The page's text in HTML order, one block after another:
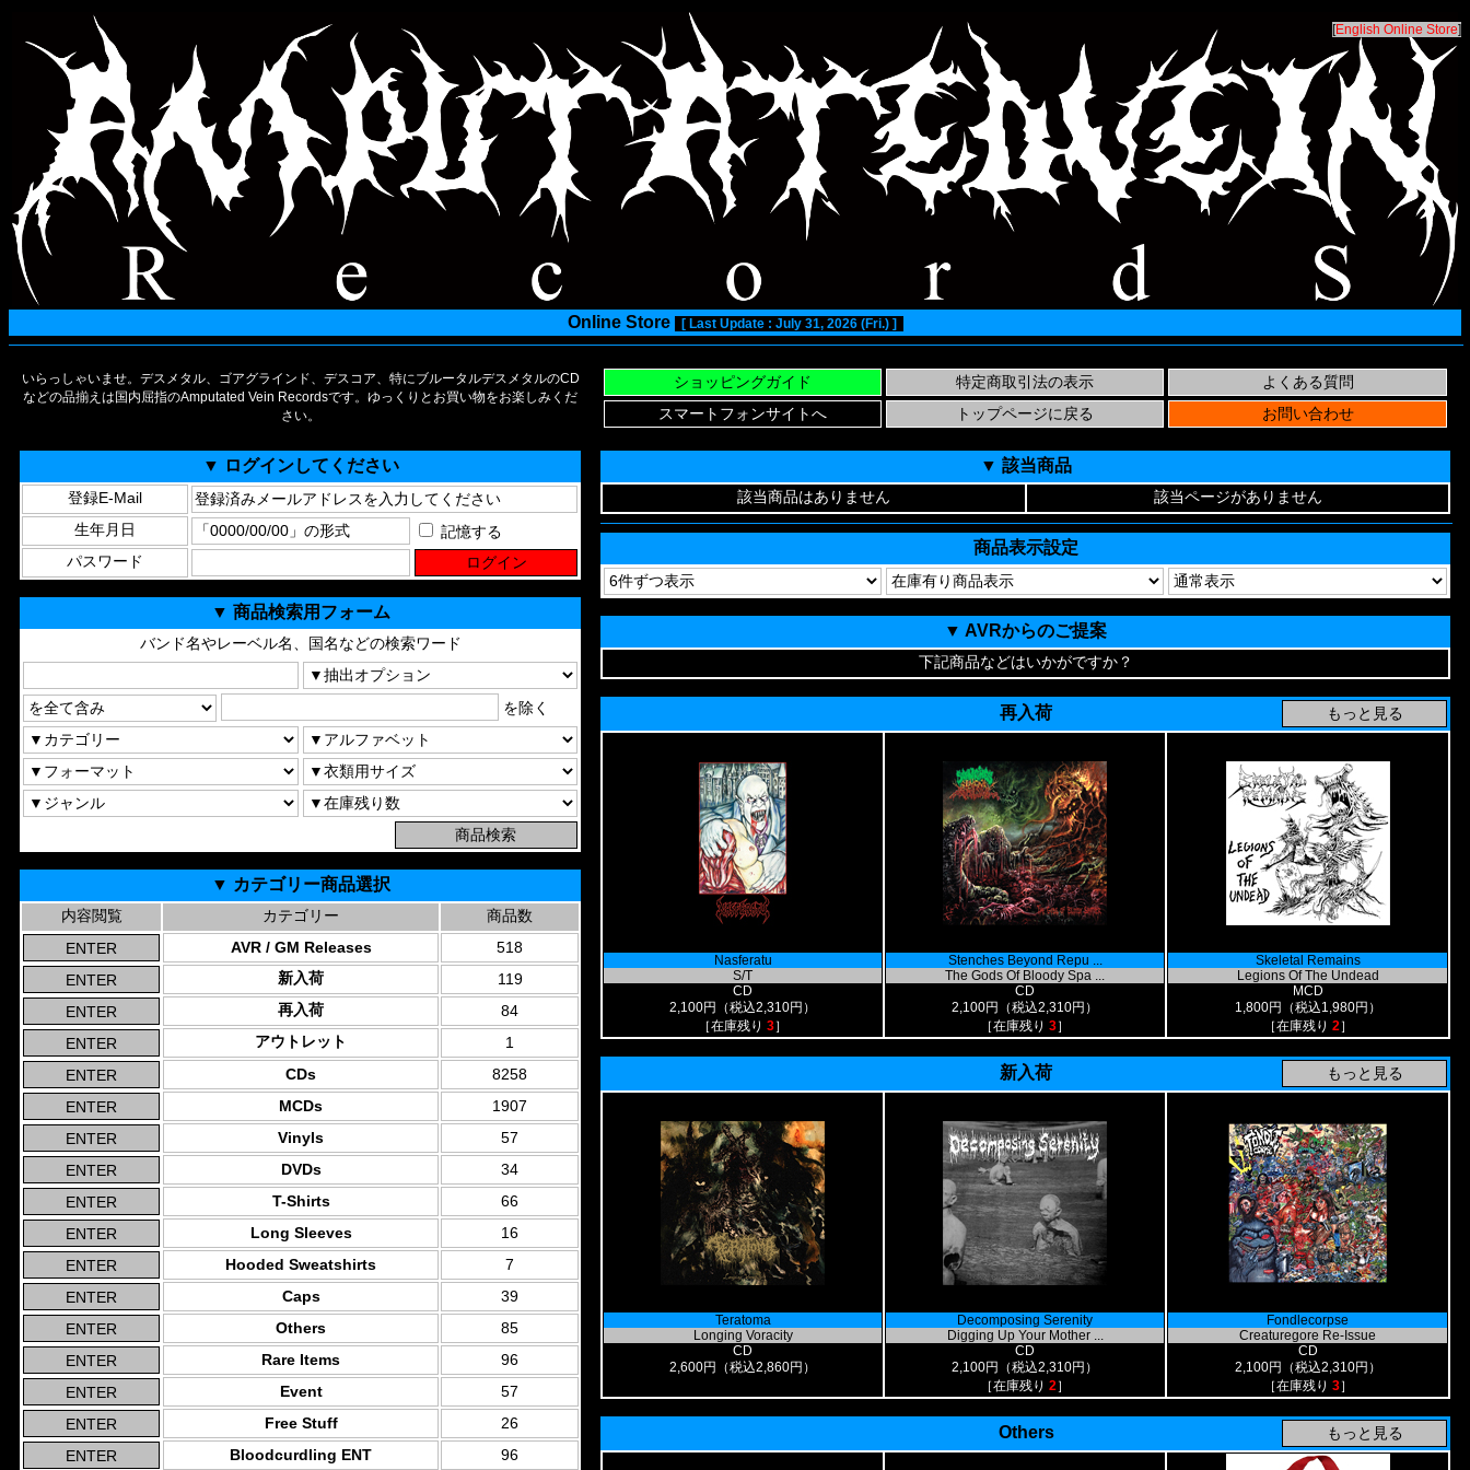
[English Online Store]
Online Store [ Last Update : July 31, 2026 (Fri.) ]
いらっしゃいませ。デスメタル、ゴアグラインド、デスコア、特にブルータルデスメタルのCD
などの品揃えは国内屈指のAmputated Vein Recordsです。ゆっくりとお買い物をお楽しみくだ
さい。
▼ ログインしてください
登録E-Mail
生年月日
記憶する
パスワード
▼ 商品検索用フォーム
バンド名やレーベル名、国名などの検索ワード
を除く
▼ カテゴリー商品選択
内容閲覧 カテゴリー
商品数
AVR / GM Releases
518
新入荷
119
再入荷
84
アウトレット
1
CDs
8258
MCDs
1907
Vinyls
57
DVDs
34
T-Shirts
66
Long Sleeves
16
Hooded Sweatshirts
7
Caps
39
Others
85
Rare Items
96
Event
57
Free Stuff
26
Bloodcurdling ENT
96
▼ 該当商品
該当商品はありません 該当ページがありません
商品表示設定
▼ AVRからのご提案
下記商品などはいかがですか？
再入荷
Nasferatu
S/T
CD
2,100円（税込2,310円）
［在庫残り 3］
Stenches Beyond Repu ...
The Gods Of Bloody Spa ...
CD
2,100円（税込2,310円）
［在庫残り 3］
Skeletal Remains
Legions Of The Undead
MCD
1,800円（税込1,980円）
［在庫残り 2］
新入荷
Teratoma
Longing Voracity
CD
2,600円（税込2,860円）
Decomposing Serenity
Digging Up Your Mother ...
CD
2,100円（税込2,310円）
［在庫残り 2］
Fondlecorpse
Creaturegore Re-Issue
CD
2,100円（税込2,310円）
［在庫残り 3］
Others